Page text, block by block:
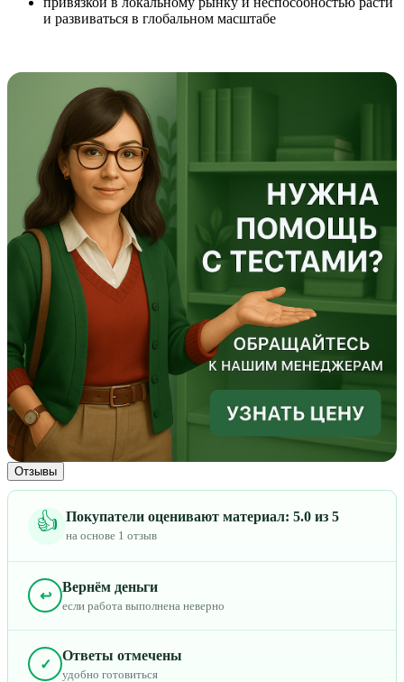
и развиваться в глобальном масштабе
Отзывы
👍 Покупатели оценивают материал: 5.0 из 5
на основе 1 отзыв
↩
Вернём деньги
если работа выполнена неверно
✓
Ответы отмечены
удобно готовиться